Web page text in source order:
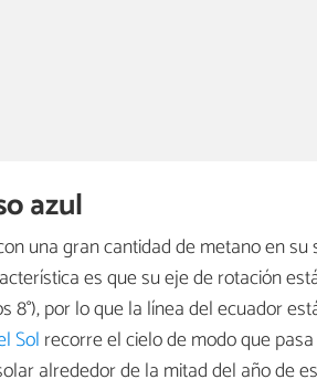
azul
una gran cantidad de metano en
es que su eje de rotación
8°), por lo que la línea del ecuador
Sol recorre el cielo de modo que
alrededor de la mitad del año de